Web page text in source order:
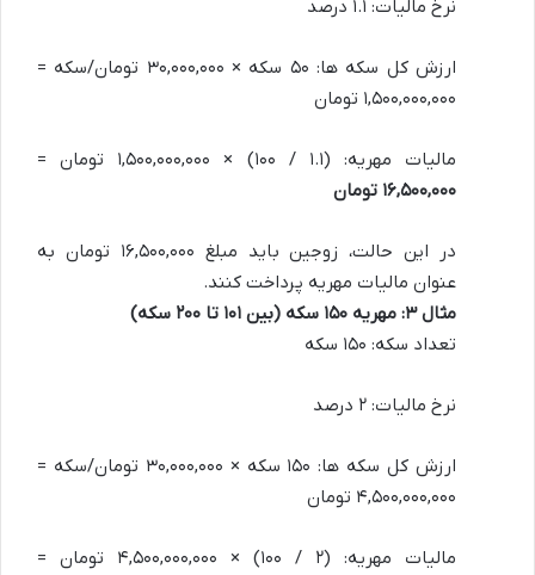
نرخ مالیات: ۱.۱ درصد
ارزش کل سکه ها: ۵۰ سکه × ۳۰,۰۰۰,۰۰۰ تومان/سکه =
۱,۵۰۰,۰۰۰,۰۰۰ تومان
مالیات مهریه: (۱.۱ / ۱۰۰) × ۱,۵۰۰,۰۰۰,۰۰۰ تومان =
۱۶,۵۰۰,۰۰۰ تومان
در این حالت، زوجین باید مبلغ ۱۶,۵۰۰,۰۰۰ تومان به
عنوان مالیات مهریه پرداخت کنند.
مثال ۳: مهریه ۱۵۰ سکه (بین ۱۰۱ تا ۲۰۰ سکه)
تعداد سکه: ۱۵۰ سکه
نرخ مالیات: ۲ درصد
ارزش کل سکه ها: ۱۵۰ سکه × ۳۰,۰۰۰,۰۰۰ تومان/سکه =
۴,۵۰۰,۰۰۰,۰۰۰ تومان
مالیات مهریه: (۲ / ۱۰۰) × ۴,۵۰۰,۰۰۰,۰۰۰ تومان =